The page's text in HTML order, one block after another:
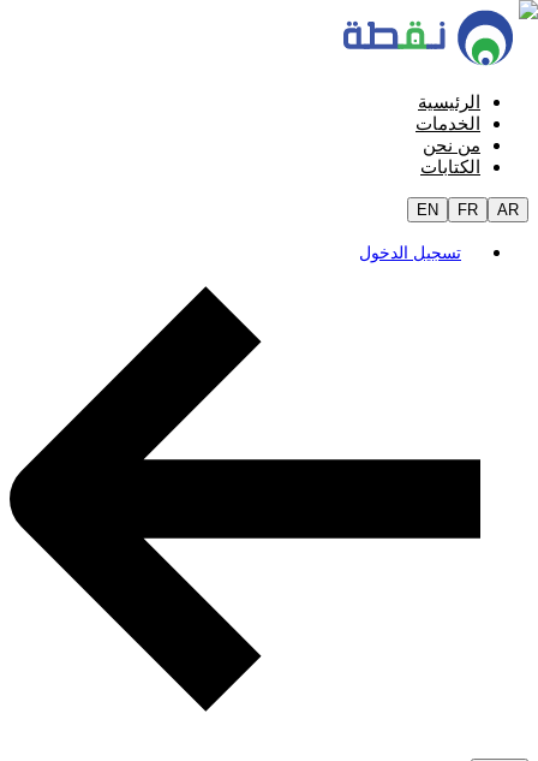
الرئيسية
الخدمات
من نحن
الكتابات
EN FR AR
تسجيل الدخول